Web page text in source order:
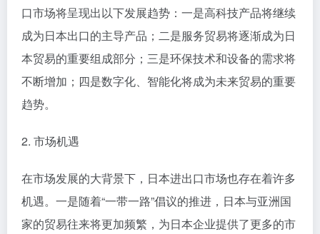
口市场将呈现出以下发展趋势：一是高科技产品将继续
成为日本出口的主导产品；二是服务贸易将逐渐成为日
本贸易的重要组成部分；三是环保技术和设备的需求将
不断增加；四是数字化、智能化将成为未来贸易的重要
趋势。
2. 市场机遇
在市场发展的大背景下，日本进出口市场也存在着许多
机遇。一是随着“一带一路”倡议的推进，日本与亚洲国
家的贸易往来将更加频繁，为日本企业提供了更多的市